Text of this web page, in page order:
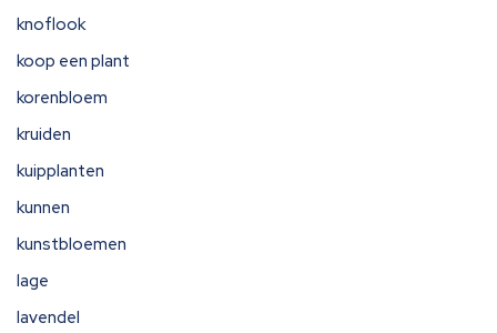
knoflook
koop een plant
korenbloem
kruiden
kuipplanten
kunnen
kunstbloemen
lage
lavendel